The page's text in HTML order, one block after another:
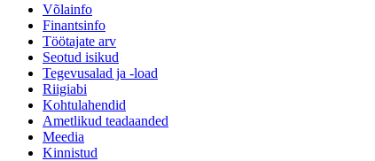
Võlainfo
Finantsinfo
Töötajate arv
Seotud isikud
Tegevusalad ja -load
Riigiabi
Kohtulahendid
Ametlikud teadaanded
Meedia
Kinnistud